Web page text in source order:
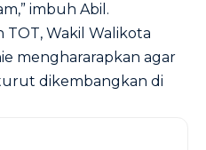
imbuh Abil.
TOT, Wakil Walikota
menghararapkan agar
dikembangkan di